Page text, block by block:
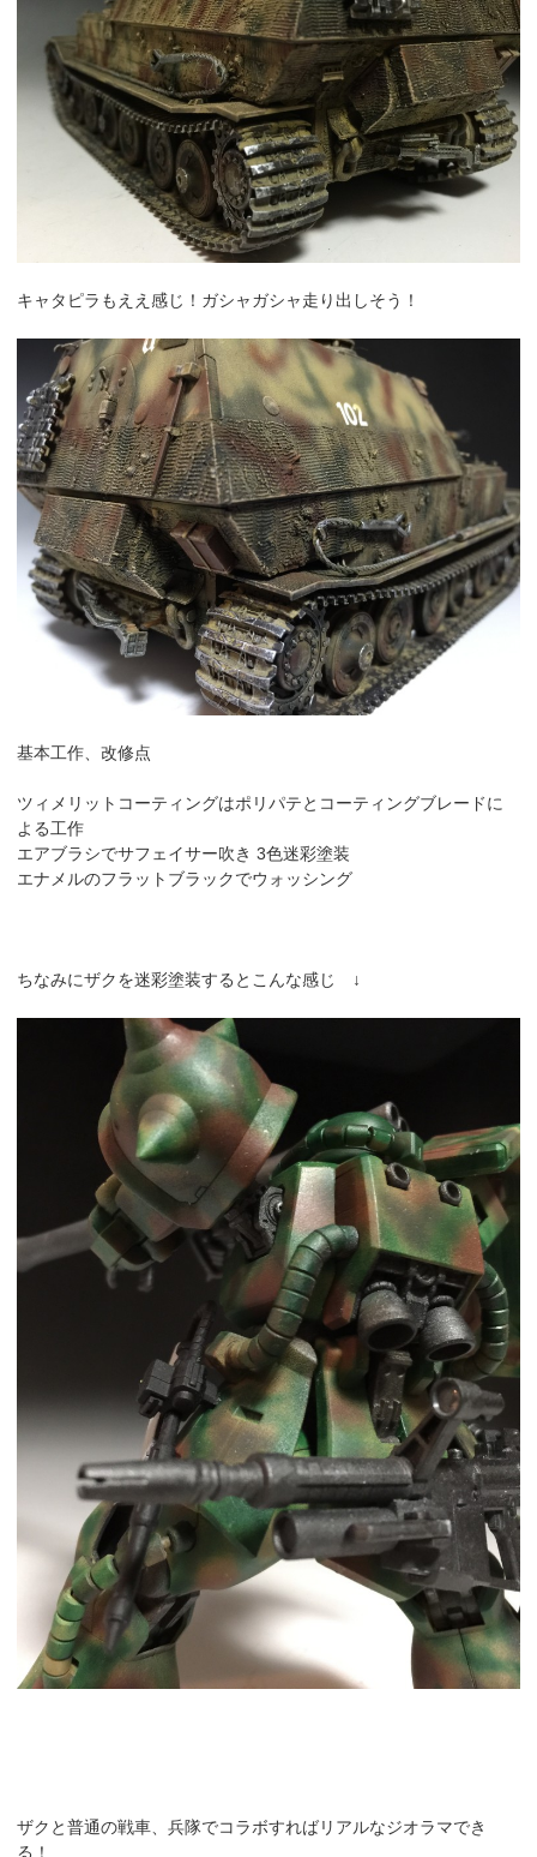
キャタピラもええ感じ！ガシャガシャ走り出しそう！
基本工作、改修点
ツィメリットコーティングはポリパテとコーティングブレードに
よる工作
エアブラシでサフェイサー吹き 3色迷彩塗装
エナメルのフラットブラックでウォッシング
ちなみにザクを迷彩塗装するとこんな感じ ↓
ザクと普通の戦車、兵隊でコラボすればリアルなジオラマでき
る！